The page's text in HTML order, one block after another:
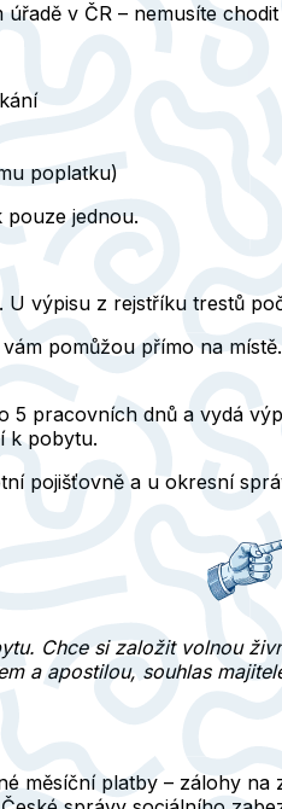
úřadě v ČR – nemusíte
poplatku)
pouze jednou.
U výpisu z rejstříku trestů
pomůžou přímo na
5 pracovních dnů a vydá
k pobytu.
pojišťovně a u okresní
Chce si založit volnou
a apostilou, souhlas
měsíční platby – zálohy na